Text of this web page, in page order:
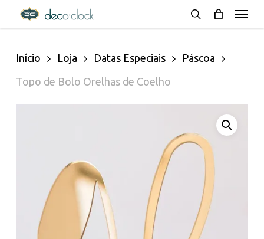
decoclock.pt
main
content
Menu
Início Loja Datas Especiais
Páscoa
Topo de Bolo Orelhas de Coelho